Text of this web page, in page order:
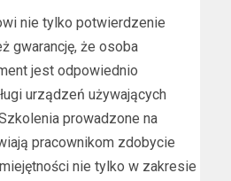
nie tylko potwierdzenie
gwarancję, że osoba
jest odpowiednio
urządzeń używających
prowadzone na
pracownikom zdobycie
nie tylko w zakresie